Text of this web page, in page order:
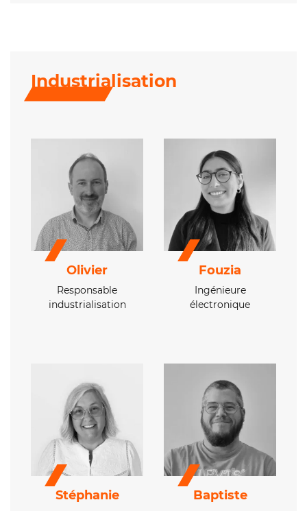
Industrialisation
Olivier
Responsable
industrialisation
Fouzia
Ingénieure
électronique
Stéphanie Baptiste